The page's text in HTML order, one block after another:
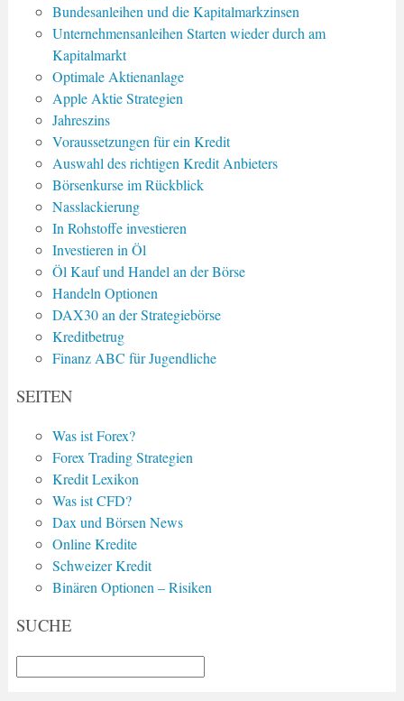
Bundesanleihen und die Kapitalmarkzinsen
Unternehmensanleihen Starten wieder durch am
Kapitalmarkt
Optimale Aktienanlage
Apple Aktie Strategien
Jahreszins
Voraussetzungen für ein Kredit
Auswahl des richtigen Kredit Anbieters
Börsenkurse im Rückblick
Nasslackierung
In Rohstoffe investieren
Investieren in Öl
Öl Kauf und Handel an der Börse
Handeln Optionen
DAX30 an der Strategiebörse
Kreditbetrug
Finanz ABC für Jugendliche
SEITEN
Was ist Forex?
Forex Trading Strategien
Kredit Lexikon
Was ist CFD?
Dax und Börsen News
Online Kredite
Schweizer Kredit
Binären Optionen – Risiken
SUCHE